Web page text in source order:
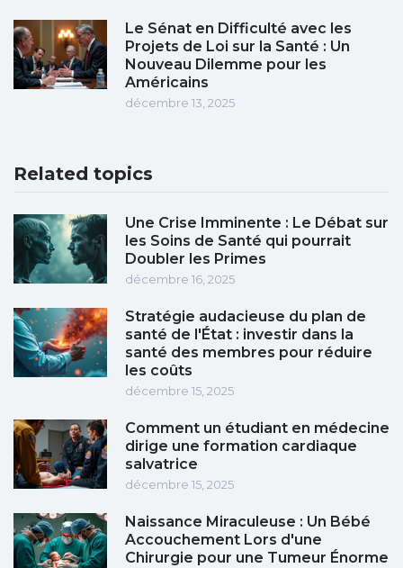
Le Sénat en Difficulté avec les
Projets de Loi sur la Santé : Un
Nouveau Dilemme pour les
Américains
décembre 13, 2025
Related topics
Une Crise Imminente : Le Débat sur
les Soins de Santé qui pourrait
Doubler les Primes
décembre 16, 2025
Stratégie audacieuse du plan de
santé de l'État : investir dans la
santé des membres pour réduire
les coûts
décembre 15, 2025
Comment un étudiant en médecine
dirige une formation cardiaque
salvatrice
décembre 15, 2025
Naissance Miraculeuse : Un Bébé
Accouchement Lors d'une
Chirurgie pour une Tumeur Énorme